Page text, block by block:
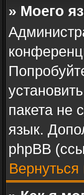
» Моего
пакета не
язык.
phpBB
Вернуться